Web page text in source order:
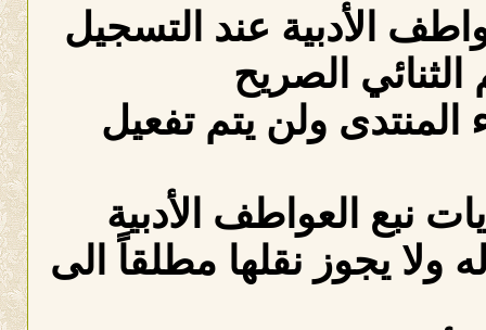
الأدبية عند التسجيل
الصريح
ولن يتم تفعيل
نبع العواطف الأدبية
ولا يجوز نقلها مطلقاً الى